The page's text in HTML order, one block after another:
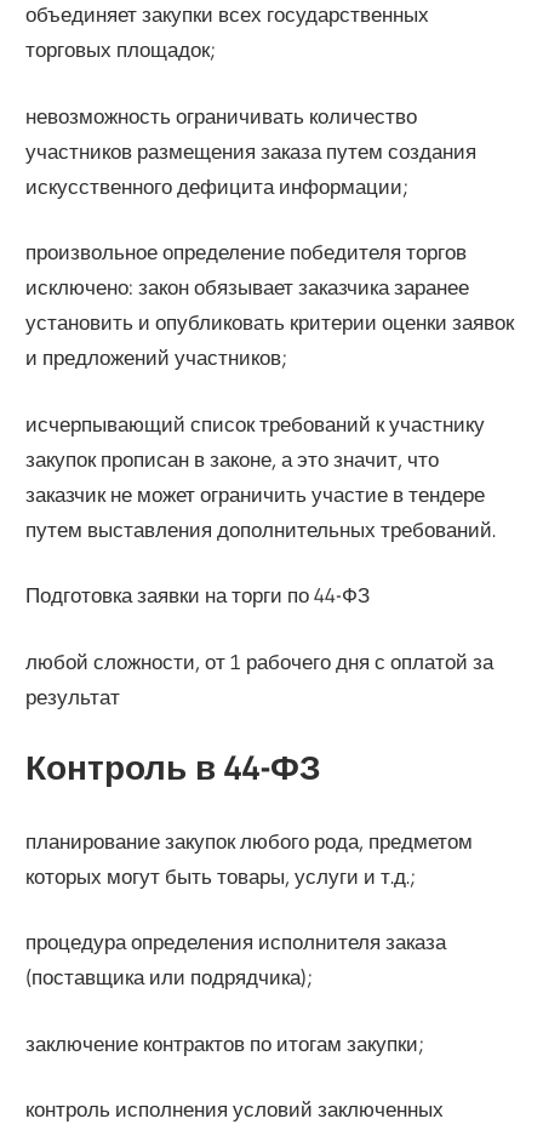
объединяет закупки всех государственных
торговых площадок;
невозможность ограничивать количество
участников размещения заказа путем создания
искусственного дефицита информации;
произвольное определение победителя торгов
исключено: закон обязывает заказчика заранее
установить и опубликовать критерии оценки заявок
и предложений участников;
исчерпывающий список требований к участнику
закупок прописан в законе, а это значит, что
заказчик не может ограничить участие в тендере
путем выставления дополнительных требований.
Подготовка заявки на торги по 44-ФЗ
любой сложности, от 1 рабочего дня с оплатой за
результат
Контроль в 44-ФЗ
планирование закупок любого рода, предметом
которых могут быть товары, услуги и т.д.;
процедура определения исполнителя заказа
(поставщика или подрядчика);
заключение контрактов по итогам закупки;
контроль исполнения условий заключенных